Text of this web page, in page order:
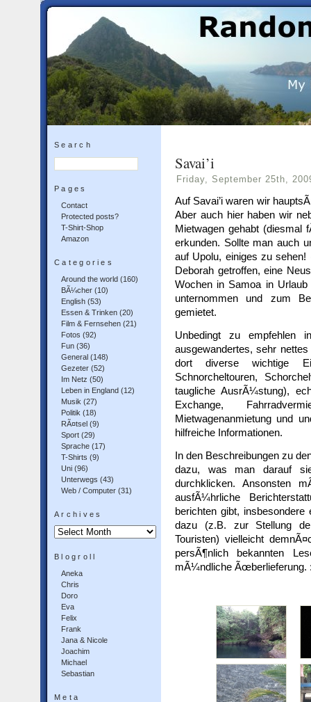
Search
Pages
Contact
Protected posts?
T-Shirt-Shop
Amazon
Categories
Around the world (160)
BÃ¼cher (10)
English (53)
Essen & Trinken (20)
Film & Fernsehen (21)
Fotos (92)
Fun (36)
General (148)
Gezeter (52)
Im Netz (50)
Leben in England (12)
Musik (27)
Politik (18)
RÃ¤tsel (9)
Sport (29)
Sprache (17)
T-Shirts (9)
Uni (96)
Unterwegs (43)
Web / Computer (31)
Archives
Archives
Blogroll
Aneka
Chris
Doro
Eva
Felix
Frank
Jana & Nicole
Joachim
Michael
Sebastian
Meta
Savai’i
Friday, September 25th,
Auf Savai’i waren wir
Aber auch hier haben wir
Mietwagen gehabt
erkunden. Sollte man auch
auf Upolu, einiges zu sehen!
Deborah getroffen, eine
Wochen in Samoa in
unternommen und zum
gemietet.
Unbedingt zu
ausgewandertes, sehr
dort diverse wichtige
Schnorcheltouren,
taugliche AusrÃ¼stung),
Exchange,
Mietwagenanmietung und
hilfreiche Informationen.
In den Beschreibungen zu
dazu, was man darauf
durchklicken. Ansonsten
ausfÃ¼hrliche
berichten gibt, insbesondere
dazu (z.B. zur Stellung
Touristen) vielleicht
persÃ¶nlich bekannten
mÃ¼ndliche Ãœberlieferung.